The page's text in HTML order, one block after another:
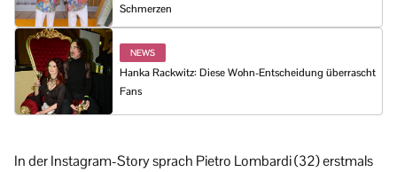
Schmerzen
NEWS
Hanka Rackwitz: Diese Wohn-Entscheidung überrascht
Fans
In der Instagram-Story sprach Pietro Lombardi (32) erstmals